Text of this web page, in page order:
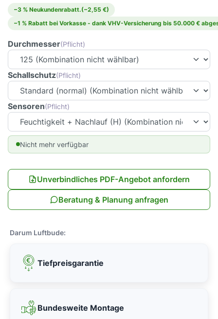
−3 % Neukundenrabatt.(−2,55 €)
−1 % Rabatt bei Vorkasse - dank VHV-Versicherung bis 50.000 €
Durchmesser(Pflicht)
Schallschutz(Pflicht)
Sensoren(Pflicht)
Nicht mehr verfügbar
Unverbindliches PDF-Angebot anfordern
Beratung & Planung anfragen
Darum Luftbude:
Tiefpreisgarantie
Bundesweite Montage